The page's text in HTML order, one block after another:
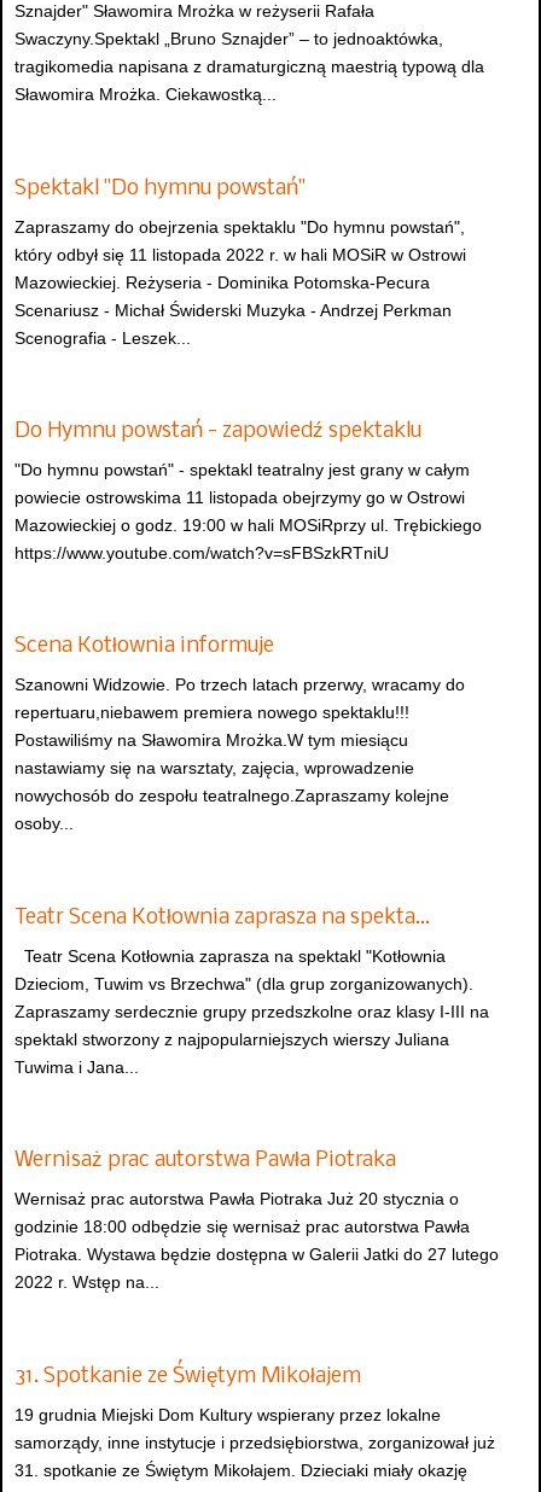
Sznajder" Sławomira Mrożka w reżyserii Rafała
Swaczyny.Spektakl „Bruno Sznajder” – to jednoaktówka,
tragikomedia napisana z dramaturgiczną maestrią typową dla
Sławomira Mrożka. Ciekawostką...
Spektakl "Do hymnu powstań"
Zapraszamy do obejrzenia spektaklu "Do hymnu powstań",
który odbył się 11 listopada 2022 r. w hali MOSiR w Ostrowi
Mazowieckiej. Reżyseria - Dominika Potomska-Pecura
Scenariusz - Michał Świderski Muzyka - Andrzej Perkman
Scenografia - Leszek...
Do Hymnu powstań - zapowiedź spektaklu
"Do hymnu powstań" - spektakl teatralny jest grany w całym
powiecie ostrowskima 11 listopada obejrzymy go w Ostrowi
Mazowieckiej o godz. 19:00 w hali MOSiRprzy ul. Trębickiego
https://www.youtube.com/watch?v=sFBSzkRTniU
Scena Kotłownia informuje
Szanowni Widzowie. Po trzech latach przerwy, wracamy do
repertuaru,niebawem premiera nowego spektaklu!!!
Postawiliśmy na Sławomira Mrożka.W tym miesiącu
nastawiamy się na warsztaty, zajęcia, wprowadzenie
nowychosób do zespołu teatralnego.Zapraszamy kolejne
osoby...
Teatr Scena Kotłownia zaprasza na spekta…
Teatr Scena Kotłownia zaprasza na spektakl "Kotłownia
Dzieciom, Tuwim vs Brzechwa" (dla grup zorganizowanych).
Zapraszamy serdecznie grupy przedszkolne oraz klasy I-III na
spektakl stworzony z najpopularniejszych wierszy Juliana
Tuwima i Jana...
Wernisaż prac autorstwa Pawła Piotraka
Wernisaż prac autorstwa Pawła Piotraka Już 20 stycznia o
godzinie 18:00 odbędzie się wernisaż prac autorstwa Pawła
Piotraka. Wystawa będzie dostępna w Galerii Jatki do 27 lutego
2022 r. Wstęp na...
31. Spotkanie ze Świętym Mikołajem
19 grudnia Miejski Dom Kultury wspierany przez lokalne
samorządy, inne instytucje i przedsiębiorstwa, zorganizował już
31. spotkanie ze Świętym Mikołajem. Dzieciaki miały okazję